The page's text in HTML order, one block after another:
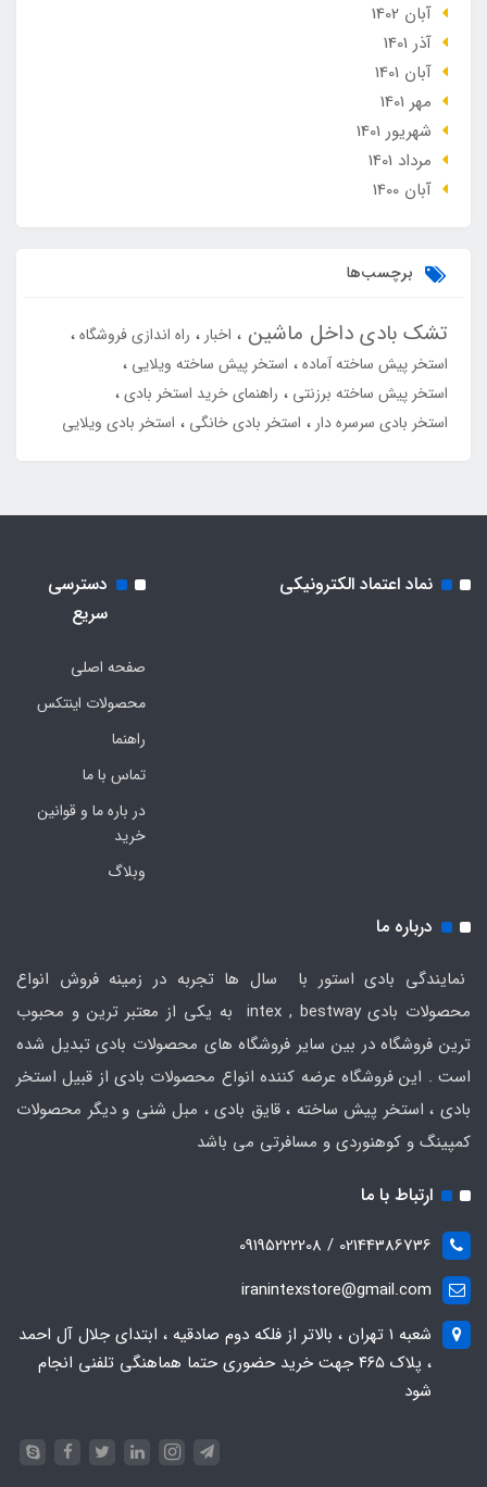
آبان 1402
آذر 1401
آبان 1401
مهر 1401
شهریور 1401
مرداد 1401
آبان 1400
برچسب‌ها
تشک بادی داخل ماشین اخبار
راه اندازی فروشگاه
استخر پیش ساخته آماده
استخر پیش ساخته ویلایی
استخر پیش ساخته برزنتی
راهنمای خرید استخر بادی
استخر بادی سرسره دار
استخر بادی خانگی استخر بادی ویلایی
نماد اعتماد الکترونیکی
دسترسی
سریع
صفحه اصلی
محصولات اینتکس
راهنما
تماس با ما
در باره ما و قوانین
خرید
وبلاگ
درباره ما
نمایندگی بادی استور با سال ها تجربه در زمینه فروش انواع
محصولات بادی intex , bestway به یکی از معتبر ترین و محبوب
ترین فروشگاه در بین سایر فروشگاه های محصولات بادی تبدیل شده
است . این فروشگاه عرضه کننده انواع محصولات بادی از قبیل استخر
بادی ، استخر پیش ساخته ، قایق بادی ، مبل شنی و دیگر محصولات
کمپینگ و کوهنوردی و مسافرتی می باشد
ارتباط با ما
02144386736 / 09195222208
iranintexstore@gmail.com
شعبه ۱ تهران ، بالاتر از فلکه دوم صادقیه ، ابتدای جلال آل احمد
، پلاک ۴۶۵ جهت خرید حضوری حتما هماهنگی تلفنی انجام
شود